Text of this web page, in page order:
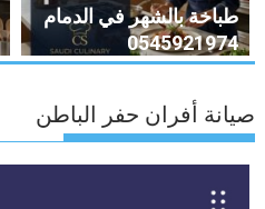
طباخة بالشهر في الدمام
0545921974
صيانة أفران حفر الباطن